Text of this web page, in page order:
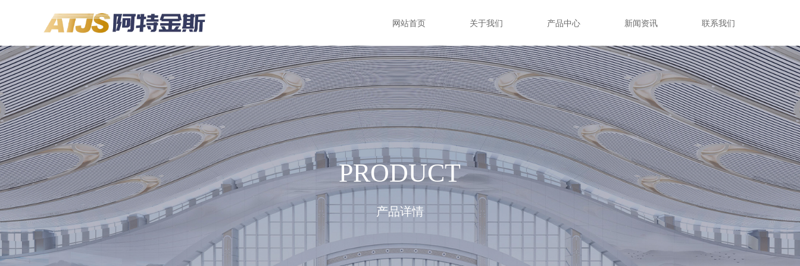
网站首页 关于我们 产品中心 新闻资讯 联系我们
Control Render Error!ControlType:productSlideBind,StyleName:Style1,ColorName:Item0,Message:InitError, ControlType:productSlideBind Error:未将对象引用设置到对象的实例。
PRODUCT
产品详情